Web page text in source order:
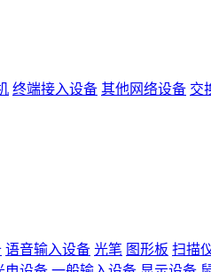
终端接入设备 其他网络设备 交
语音输入设备 光笔 图形板 扫描